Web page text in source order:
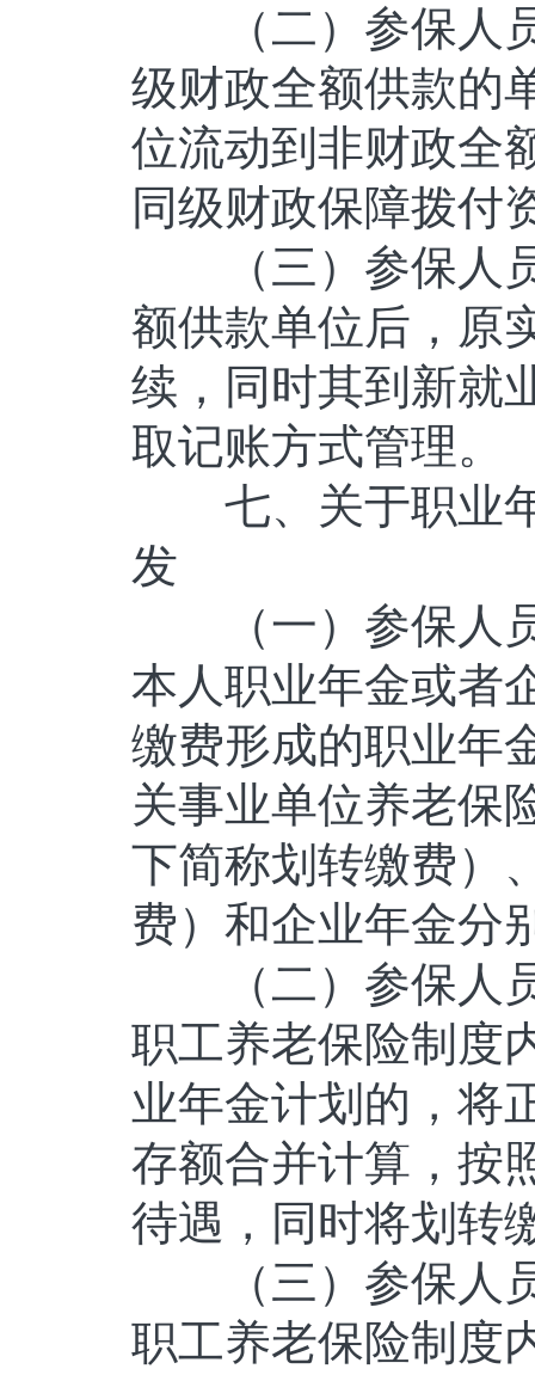
（二）参保人员
级财政全额供款的
位流动到非财政全
同级财政保障拨付
（三）参保人员
额供款单位后，原
续，同时其到新就
取记账方式管理。
七、关于职业年
发
（一）参保人员
本人职业年金或者
缴费形成的职业年
关事业单位养老保
下简称划转缴费）
费）和企业年金分
（二）参保人员
职工养老保险制度
业年金计划的，将
存额合并计算，按
待遇，同时将划转
（三）参保人员
职工养老保险制度